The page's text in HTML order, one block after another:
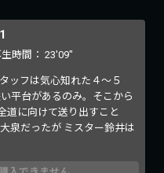
時間： 23'09"
ッフは気心知れた４～５
平台があるのみ。そこから
道に向けて送り出すこと
泉だったが ミスター鈴井は